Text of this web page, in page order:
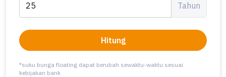
Tahun
Hitung
*suku bunga floating dapat berubah sewaktu-waktu sesuai
kebijakan bank